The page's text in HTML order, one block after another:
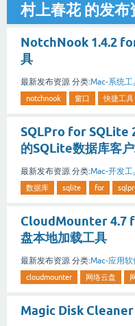
村上春花 的发布
NotchNook 1.4.2
具
最新发布资源 分类:Mac-系统工
notchnook 窗口 快捷工具
SQLPro for SQLite
的SQLite数据库客
最新发布资源 分类:Mac-开发工
数据库 sqlite for
CloudMounter 4.7
盘本地加载工具
最新发布资源 分类:Mac-应用软
cloudmounter 网络云盘
Magic Disk Cleaner